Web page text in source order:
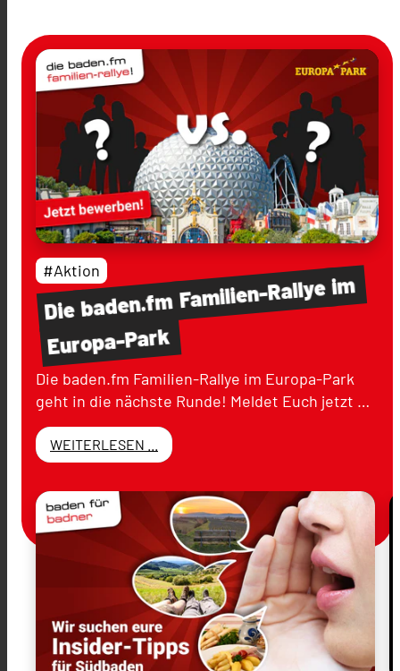
Diebaden.fmFamilien-Rallyeim
Europa-Park
#Aktion
Die baden.fm Familien-Rallye im Europa-Park
geht in die nächste Runde! Meldet Euch jetzt …
WEITERLESEN ...